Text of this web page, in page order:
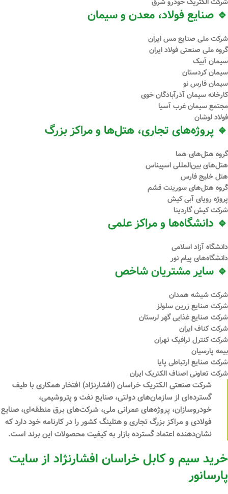
🔹 صنایع فولاد، معدن و سیمان
شرکت ملی صنایع مس ایران
گروه ملی صنعتی فولاد ایران
سیمان آبیک
سیمان کردستان
سیمان فارس نو
کارخانه سیمان آذرآبادگان خوی
مجتمع سیمان غرب آسیا
فولاد لوشان
🔹 پروژه‌های تجاری، هتل‌ها و مراکز بزرگ
گروه هتل‌های هما
هتل‌های بین‌المللی اسپیناس
هتل خلیج فارس
گروه هتل‌های سورینت قشم
پروژه رویای آبی کیش
شرکت کیش گاردینا
🔹 دانشگاه‌ها و مراکز علمی
دانشگاه آزاد اسلامی
دانشگاه‌های پیام نور
🔹 سایر مشتریان شاخص
شرکت شیشه همدان
شرکت صنایع زرین سلولز
شرکت صنایع غذایی گهر لرستان
شرکت کناف ایران
شرکت کنترل ترافیک تهران
بیمه پارسیان
شرکت صنایع ارتباطی پایا
شرکت تعاونی اصناف الکتریک ایران
شرکت صنعتی الکتریک خراسان (افشارنژاد) افتخار همکاری با طیف
گسترده‌ای از سازمان‌های دولتی، صنایع نفت و پتروشیمی،
خودروسازان، پروژه‌های عمرانی ملی، شرکت‌های برق منطقه‌ای، صنایع
فولادی و مراکز بزرگ تجاری و هتلینگ کشور را در کارنامه خود دارد که
نشان‌دهنده اعتماد گسترده بازار به کیفیت محصولات این برند است.
خرید سیم و کابل خراسان افشارنژاد از سایت
پارسانور